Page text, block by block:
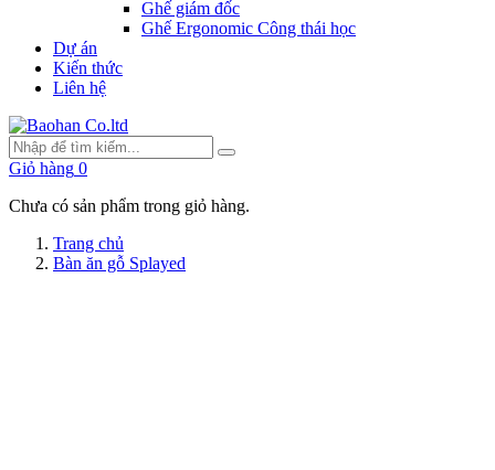
Ghế giám đốc
Ghế Ergonomic Công thái học
Dự án
Kiến thức
Liên hệ
Giỏ hàng 0
Chưa có sản phẩm trong giỏ hàng.
Trang chủ
Bàn ăn gỗ Splayed